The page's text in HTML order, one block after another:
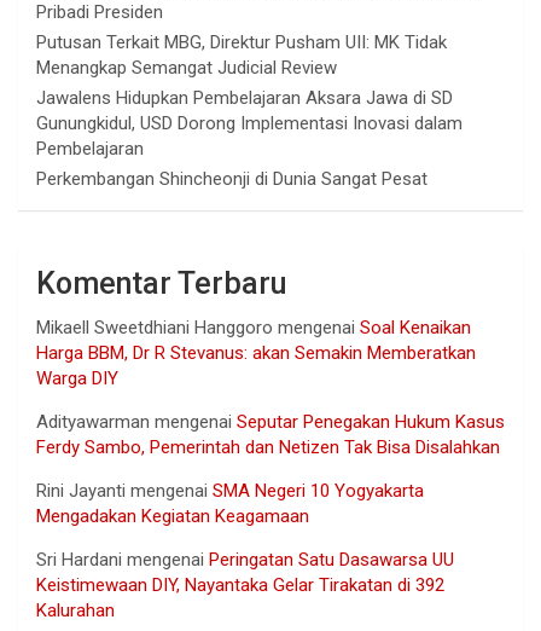
Pribadi Presiden
Putusan Terkait MBG, Direktur Pusham UII: MK Tidak
Menangkap Semangat Judicial Review
Jawalens Hidupkan Pembelajaran Aksara Jawa di SD
Gunungkidul, USD Dorong Implementasi Inovasi dalam
Pembelajaran
Perkembangan Shincheonji di Dunia Sangat Pesat
Komentar Terbaru
Mikaell Sweetdhiani Hanggoro mengenai Soal Kenaikan
Harga BBM, Dr R Stevanus: akan Semakin Memberatkan
Warga DIY
Adityawarman mengenai Seputar Penegakan Hukum Kasus
Ferdy Sambo, Pemerintah dan Netizen Tak Bisa Disalahkan
Rini Jayanti mengenai SMA Negeri 10 Yogyakarta
Mengadakan Kegiatan Keagamaan
Sri Hardani mengenai Peringatan Satu Dasawarsa UU
Keistimewaan DIY, Nayantaka Gelar Tirakatan di 392
Kalurahan